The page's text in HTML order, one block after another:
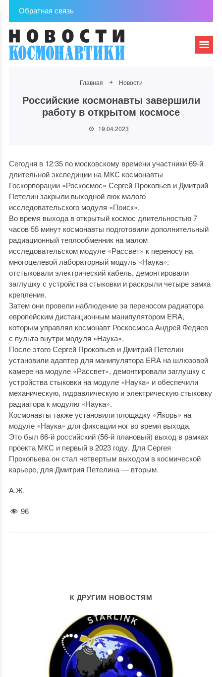
Обратная связь
Главная Новости
Российские космонавты завершили
работу в открытом космосе
19.04.2023
Сегодня в 12:35 по московскому времени участники 69-й
длительной экспедиции на МКС космонавты
Госкорпорации «Роскосмос» Сергей Прокопьев и Дмитрий
Петелин закрыли выходной люк малого
исследовательского модуля «Поиск».
Во время выхода в открытый космос длительностью 7
часов 55 минут космонавты подготовили дополнительный
радиационный теплообменник на малом
исследовательском модуле «Рассвет» к переносу на
многоцелевой лабораторный модуль «Наука»:
отстыковали электрический кабель, демонтировали
заглушку с устройства стыковки и раскрыли четыре замка
крепления.
Затем они провели наблюдение за переносом радиатора
европейским дистанционным манипулятором ERA,
которым управлял космонавт Роскосмоса Андрей Федяев
с пульта внутри модуля «Наука».
После этого Сергей Прокопьев и Дмитрий Петелин
установили адаптер для манипулятора ERA на шлюзовой
камере на модуле «Рассвет», демонтировали заглушку с
устройства стыковки на модуле «Наука» и обеспечили
механическую, гидравлическую и электрическую стыковку
радиатора к модулю «Наука».
Космонавты также установили площадку «Якорь» на
модуле «Наука» для фиксации ног во время выхода.
Это был 66-й российский (56-й плановый) выход в рамках
проекта МКС и первый в 2023 году. Для Сергея
Прокопьева он стал четвертым выходом в космической
карьере, для Дмитрия Петелина — вторым.
А.Ж.
96
К ДРУГИМ НОВОСТЯМ